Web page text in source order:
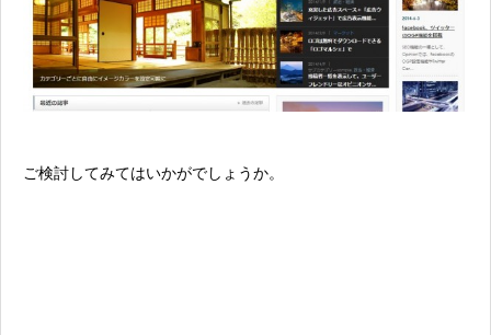
ご検討してみてはいかがでしょうか。